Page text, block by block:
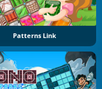
Patterns Link